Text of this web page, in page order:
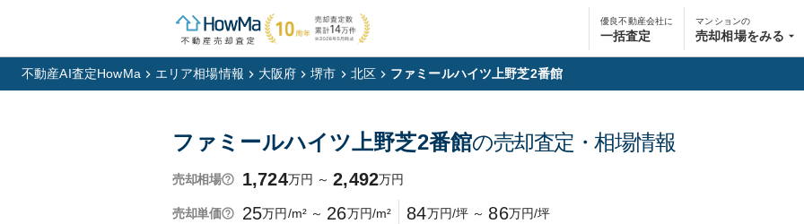
優良不動産会社に
一括査定
マンションの
売却相場をみる
不動産AI査定HowMa エリア相場情報 大阪府 堺市 北区 ファミールハイツ上野芝2番館
ファミールハイツ上野芝2番館の売却査定・相場情報
売却相場 1,724万円 ～ 2,492万円
売却単価 25万円/m² ～ 26万円/m² 84万円/坪 ～ 86万円/坪